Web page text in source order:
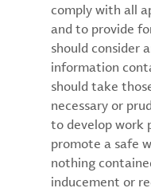
comply with all
and to provide
should consider
information
should take
necessary or
to develop work
promote a safe
nothing
inducement or